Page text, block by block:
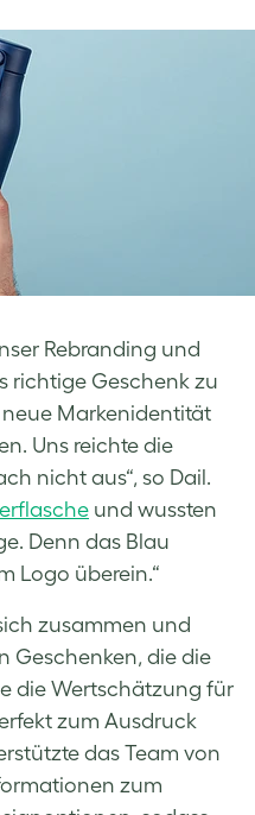
Rebranding und
richtige Geschenk zu
Markenidentität
Uns reichte die
nicht aus“, so Dail.
und wussten
Denn das Blau
Logo überein.“
zusammen und
Geschenken, die die
die Wertschätzung für
zum Ausdruck
das Team von
zum